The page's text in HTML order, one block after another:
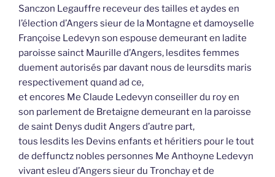
Sanczon Legauffre receveur des tailles et aydes en
l’élection d’Angers sieur de la Montagne et damoyselle
Françoise Ledevyn son espouse demeurant en ladite
paroisse sainct Maurille d’Angers, lesdites femmes
duement autorisés par davant nous de leursdits maris
respectivement quand ad ce,
et encores Me Claude Ledevyn conseiller du roy en
son parlement de Bretaigne demeurant en la paroisse
de saint Denys dudit Angers d’autre part,
tous lesdits les Devins enfants et héritiers pour le tout
de deffunctz nobles personnes Me Anthoyne Ledevyn
vivant esleu d’Angers sieur du Tronchay et de